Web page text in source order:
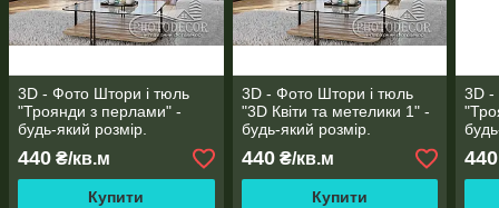
3D - Фото Штори і тюль
"Троянди з перлами" -
будь-який розмір.
Читаемо опис!
440 ₴/кв.м
Купити
3D - Фото Штори і тюль
"3D Квіти та метелики 1" -
будь-який розмір.
Читаемо опис!
440₴/кв.м
Купити
3D -
440